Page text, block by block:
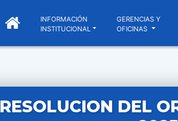
INFORMACIÓN
INSTITUCIONAL
GERENCIAS Y
OFICINAS
RESOLUCION DEL